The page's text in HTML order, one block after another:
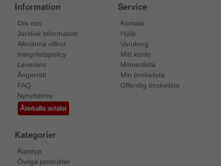
Information
Om oss
Juridisk information
Allmänna villkor
Integritetspolicy
Leverans
Ångerrätt
FAQ
Nyhetsbrev
Återkalla avtalet
Service
Kontakt
Hjälp
Varukorg
Mitt konto
Minneslista
Min önskelista
Offentlig önskelista
Kategorier
Ramtyp
Övriga produkter